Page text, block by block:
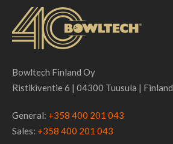
Bowltech Finland Oy
Ristikiventie 6 | 04300 Tuusula | Finland
General: +358 400 201 043
Sales: +358 400 201 043